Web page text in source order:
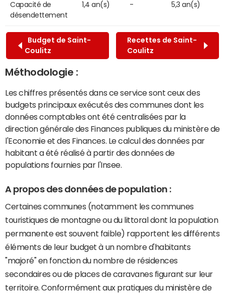
Capacité de
désendettement
1,4 an(s) - 5,3 an(s)
Budget de Saint-
Coulitz
Recettes de Saint-
Coulitz
Méthodologie :
Les chiffres présentés dans ce service sont ceux des
budgets principaux exécutés des communes dont les
données comptables ont été centralisées par la
direction générale des Finances publiques du ministère de
l'Economie et des Finances. Le calcul des données par
habitant a été réalisé à partir des données de
populations fournies par l'Insee.
A propos des données de population :
Certaines communes (notamment les communes
touristiques de montagne ou du littoral dont la population
permanente est souvent faible) rapportent les différents
éléments de leur budget à un nombre d'habitants
"majoré" en fonction du nombre de résidences
secondaires ou de places de caravanes figurant sur leur
territoire. Conformément aux pratiques du ministère de